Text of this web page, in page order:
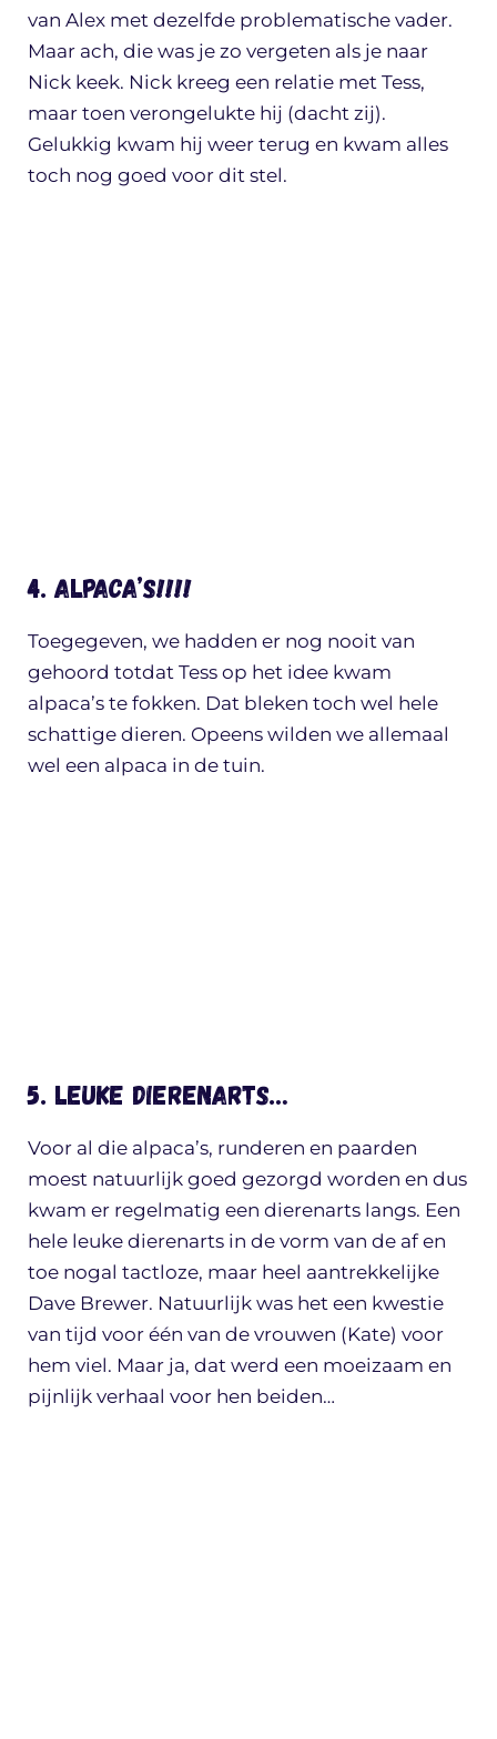
van Alex met dezelfde problematische vader.
Maar ach, die was je zo vergeten als je naar
Nick keek. Nick kreeg een relatie met Tess,
maar toen verongelukte hij (dacht zij).
Gelukkig kwam hij weer terug en kwam alles
toch nog goed voor dit stel.
4. Alpaca’s!!!!
Toegegeven, we hadden er nog nooit van
gehoord totdat Tess op het idee kwam
alpaca’s te fokken. Dat bleken toch wel hele
schattige dieren. Opeens wilden we allemaal
wel een alpaca in de tuin.
5. Leuke dierenarts…
Voor al die alpaca’s, runderen en paarden
moest natuurlijk goed gezorgd worden en dus
kwam er regelmatig een dierenarts langs. Een
hele leuke dierenarts in de vorm van de af en
toe nogal tactloze, maar heel aantrekkelijke
Dave Brewer. Natuurlijk was het een kwestie
van tijd voor één van de vrouwen (Kate) voor
hem viel. Maar ja, dat werd een moeizaam en
pijnlijk verhaal voor hen beiden…